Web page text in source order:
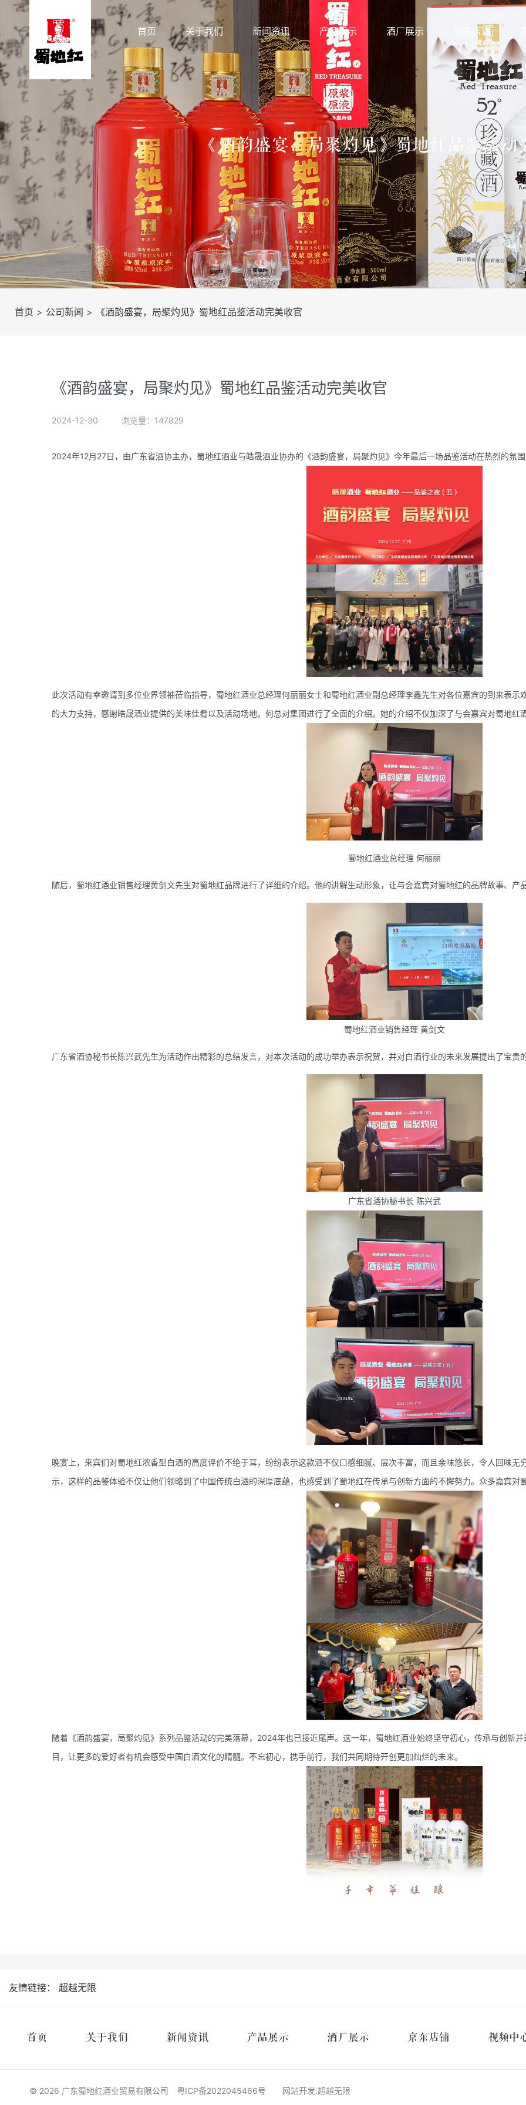
首页 关于我们 新闻资讯 产品展示 酒厂展示 京东店铺
《酒韵盛宴，局聚灼见》蜀地红品鉴活动
首页 > 公司新闻 > 《酒韵盛宴，局聚灼见》蜀地红品鉴活动完美收官
《酒韵盛宴，局聚灼见》蜀地红品鉴活动完美收官
2024-12-30 浏览量：147829
2024年12月27日，由广东省酒协主办，蜀地红酒业与皓晟酒业协办的《酒韵盛宴，局聚灼见》今年最后一场品鉴活动在热烈的氛
此次活动有幸邀请到多位业界领袖莅临指导，蜀地红酒业总经理何丽丽女士和蜀地红酒业副总经理李鑫先生对各位嘉宾的到来表
的大力支持，感谢皓晟酒业提供的美味佳肴以及活动场地。何总对集团进行了全面的介绍。她的介绍不仅加深了与会嘉宾对蜀地
蜀地红酒业总经理 何丽丽
随后，蜀地红酒业销售经理黄剑文先生对蜀地红品牌进行了详细的介绍。他的讲解生动形象，让与会嘉宾对蜀地红的品牌故事、产
蜀地红酒业销售经理 黄剑文
广东省酒协秘书长陈兴武先生为活动作出精彩的总结发言，对本次活动的成功举办表示祝贺，并对白酒行业的未来发展提出了宝贵
广东省酒协秘书长 陈兴武
晚宴上，来宾们对蜀地红浓香型白酒的高度评价不绝于耳，纷纷表示这款酒不仅口感细腻、层次丰富，而且余味悠长，令人回味无
示，这样的品鉴体验不仅让他们领略到了中国传统白酒的深厚底蕴，也感受到了蜀地红在传承与创新方面的不懈努力。众多嘉宾
随着《酒韵盛宴，局聚灼见》系列品鉴活动的完美落幕，2024年也已接近尾声。这一年，蜀地红酒业始终坚守初心，传承与创新
目，让更多的爱好者有机会感受中国白酒文化的精髓。不忘初心，携手前行，我们共同期待开创更加灿烂的未来。
友情链接： 超越无限
首页 关于我们 新闻资讯 产品展示 酒厂展示 京东店铺 视频中
© 2026 广东蜀地红酒业贸易有限公司 粤ICP备2022045466号 网站开发:超越无限